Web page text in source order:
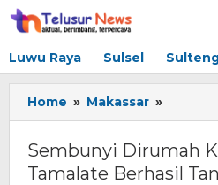
Lewati
ke
Luwu Raya Sulsel
Home » Makassar »
Polsek
Sembunyi Dirumah
Tamalate Berhasil